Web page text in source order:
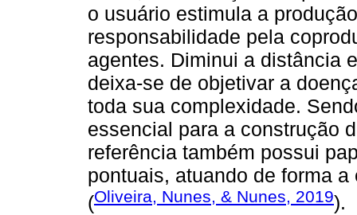
o usuário estimula a
responsabilidade pela
agentes. Diminui a distância
deixa-se de objetivar a
toda sua complexidade.
essencial para a construção
referência também possui
pontuais, atuando de forma
(Oliveira, Nunes, & Nunes, 2019).